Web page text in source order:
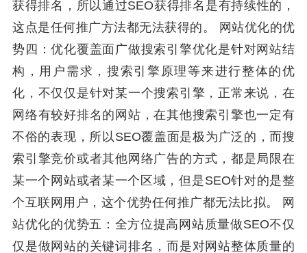
获得排名，所以通过SEO获得排名是有持续性的，
这点是任何推广方法都无法获得的。 网站优化的优
势四：优化覆盖面广做搜索引擎优化是针对网站结
构，用户需求，搜索引擎原理等来进行整体的优
化，不仅仅是针对某一个搜索引擎，正常来说，在
网络有较好排名的网站，在其他搜索引擎也一定有
不俗的表现，所以SEO覆盖面是极为广泛的，而搜
索引擎竞价或者其他网络广告的方式，都是局限在
某一个网站或者某一个区域，但是SEO针对的是整
个互联网用户，这个优势任何推广都无法比拟。 网
站优化的优势五：全方位提高网站质量做SEO不仅
仅是做网站的关键词排名，而是对网站整体质量的